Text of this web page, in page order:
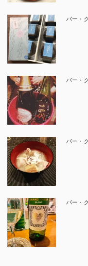
バー・
バー・
バー・
バー・